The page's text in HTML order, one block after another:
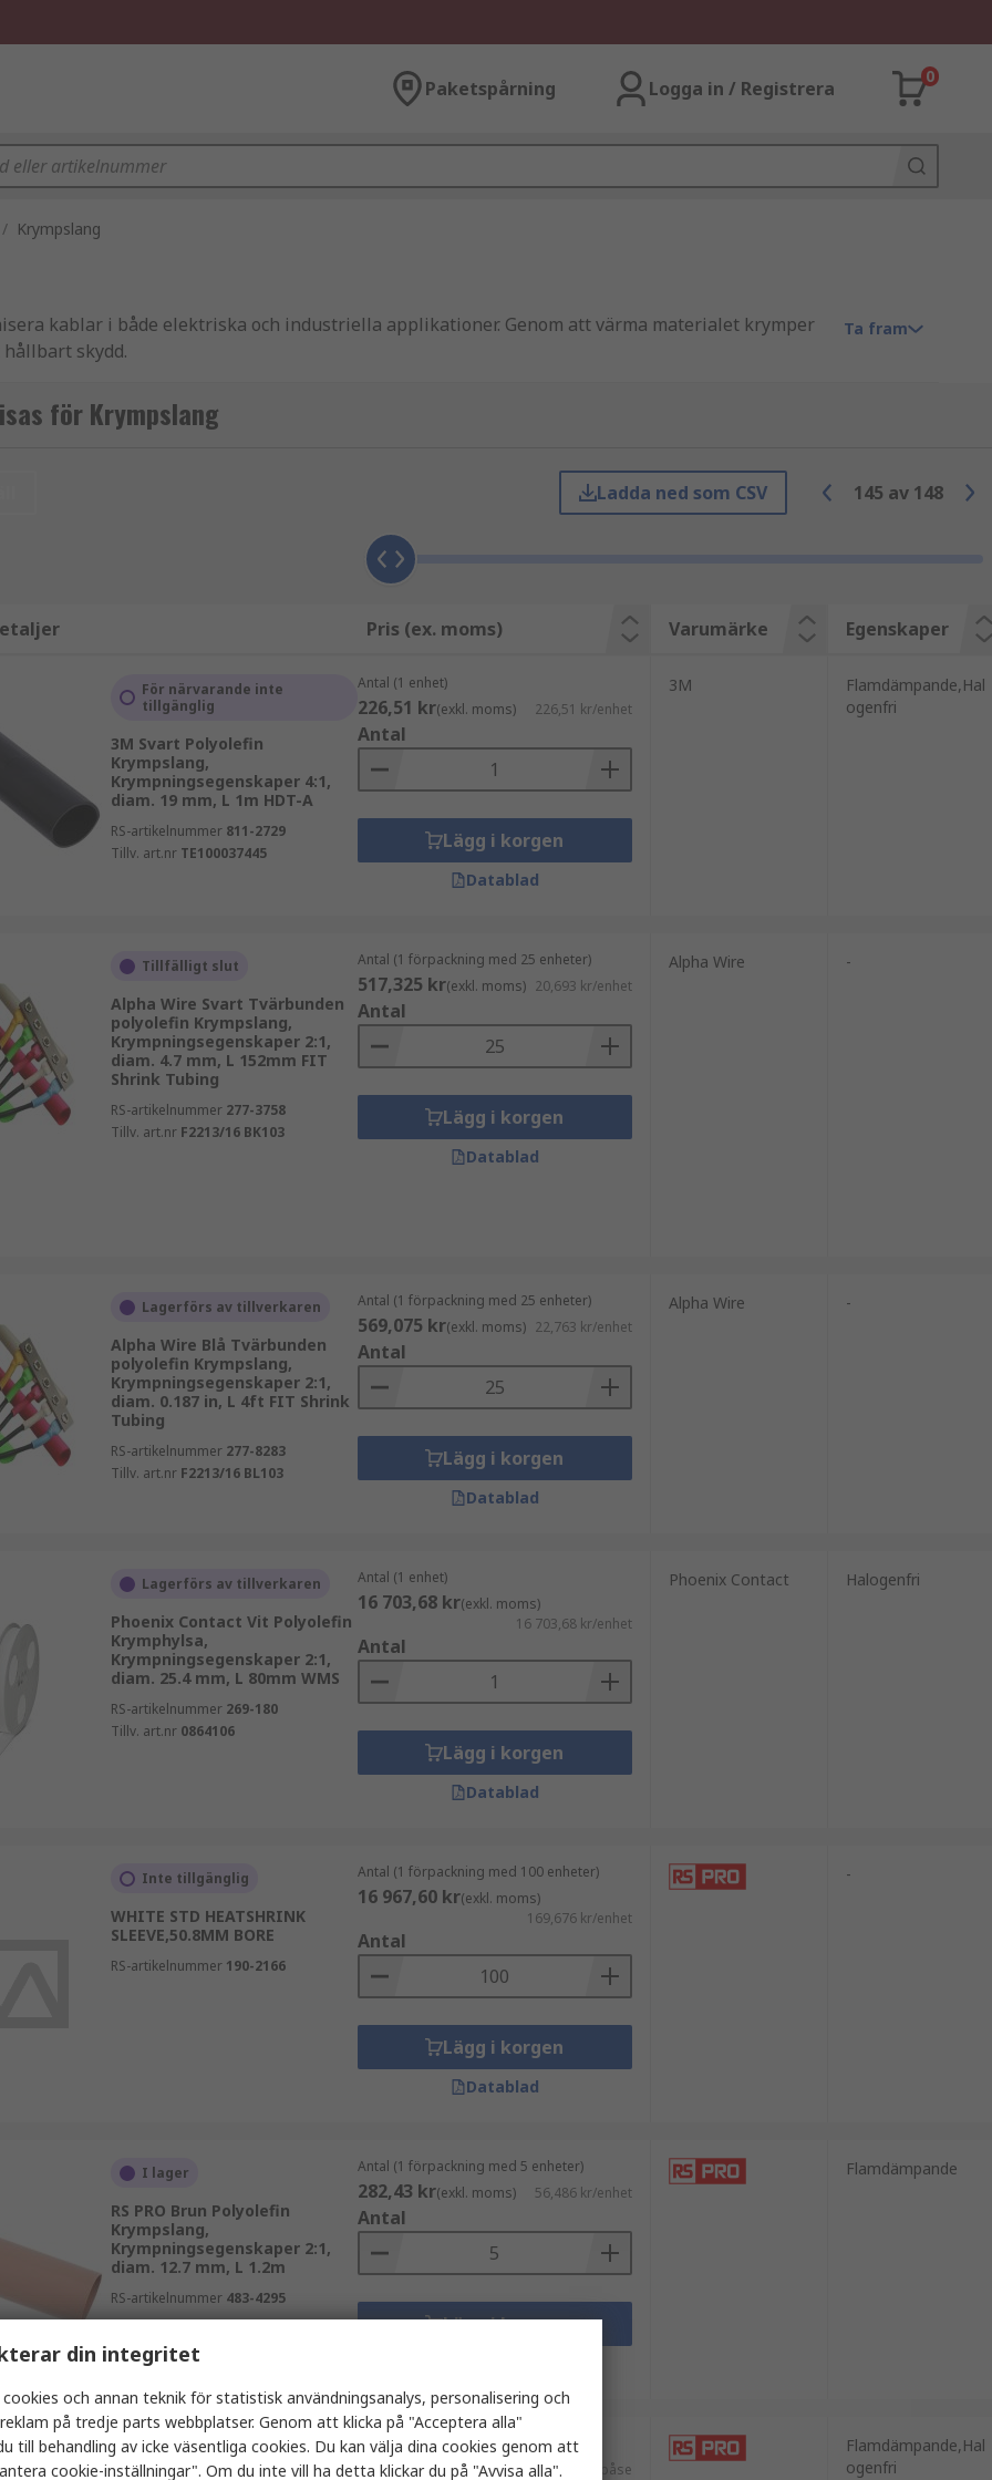
Paketspårning Logga in / Registrera
0
/ Krympslang
kablar i både elektriska och industriella applikationer. Genom att värma materialet krymper
skydd.
dimensioner, färger och material för olika typer av installationer.
krympförhållande, material, temperaturtålighet och diameter. Rätt val säkerställer optimal
Ta fram
för Krympslang
Ladda ned som CSV 145 av 148
Pris (ex. moms) Varumärke Egenskaper
För närvarande inte
tillgänglig
3M Svart Polyolefin
Krympslang,
Krympningsegenskaper 4:1,
diam. 19 mm, L 1m HDT-A
RS-artikelnummer 811-2729
Tillv. art.nr TE100037445
Antal (1 enhet)
226,51 kr(exkl. moms) 226,51 kr/enhet
Antal
Lägg i korgen
Datablad
3M
Flamdämpande,Hal
ogenfri
Tillfälligt slut
Alpha Wire Svart Tvärbunden
polyolefin Krympslang,
Krympningsegenskaper 2:1,
diam. 4.7 mm, L 152mm FIT
Shrink Tubing
RS-artikelnummer 277-3758
Tillv. art.nr F2213/16 BK103
Antal (1 förpackning med 25 enheter)
517,325 kr(exkl. moms) 20,693 kr/enhet
Antal
Lägg i korgen
Datablad
Alpha Wire -
Lagerförs av tillverkaren
Alpha Wire Blå Tvärbunden
polyolefin Krympslang,
Krympningsegenskaper 2:1,
diam. 0.187 in, L 4ft FIT Shrink
Tubing
RS-artikelnummer 277-8283
Tillv. art.nr F2213/16 BL103
Antal (1 förpackning med 25 enheter)
569,075 kr(exkl. moms) 22,763 kr/enhet
Antal
Lägg i korgen
Datablad
Alpha Wire -
Lagerförs av tillverkaren
Phoenix Contact Vit Polyolefin
Krymphylsa,
Krympningsegenskaper 2:1,
diam. 25.4 mm, L 80mm WMS
RS-artikelnummer 269-180
Tillv. art.nr 0864106
Antal (1 enhet)
16 703,68 kr(exkl. moms)
16 703,68 kr/enhet
Antal
Lägg i korgen
Datablad
Phoenix Contact Halogenfri
Inte tillgänglig
WHITE STD HEATSHRINK
SLEEVE,50.8MM BORE
RS-artikelnummer 190-2166
Antal (1 förpackning med 100 enheter)
16 967,60 kr(exkl. moms)
169,676 kr/enhet
Antal
Lägg i korgen
Datablad
-
I lager
RS PRO Brun Polyolefin
Krympslang,
Krympningsegenskaper 2:1,
diam. 12.7 mm, L 1.2m
RS-artikelnummer 483-4295
Antal (1 förpackning med 5 enheter)
282,43 kr(exkl. moms) 56,486 kr/enhet
Antal
Lägg i korgen
Flamdämpande
Tillfälligt slut Antal (1 påse med 1 enhet)
168,12 kr(exkl. moms) 168,12 kr/påse
Flamdämpande,Hal
ogenfri
din integritet
cookies och annan teknik för statistisk användningsanalys, personalisering och
på tredje parts webbplatser. Genom att klicka på "Acceptera alla"
till behandling av icke väsentliga cookies. Du kan välja dina cookies genom att
cookie-inställningar". Om du inte vill ha detta klickar du på "Avvisa alla".